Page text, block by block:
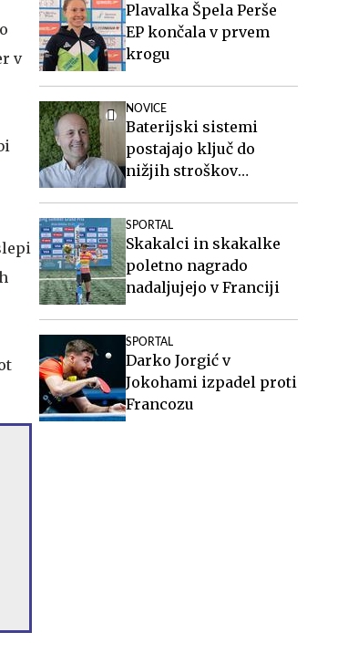
v
Plavalka Špela Perše
EP končala v prvem
krogu
NOVICE
Baterijski sistemi
postajajo ključ do
nižjih stroškov
SPORTAL
Skakalci in skakalke
poletno nagrado
nadaljujejo v Franciji
SPORTAL
Darko Jorgić v
Jokohami izpadel proti
Francozu